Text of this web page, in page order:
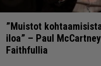
”Muistot
iloa” – Paul
Faithfullia